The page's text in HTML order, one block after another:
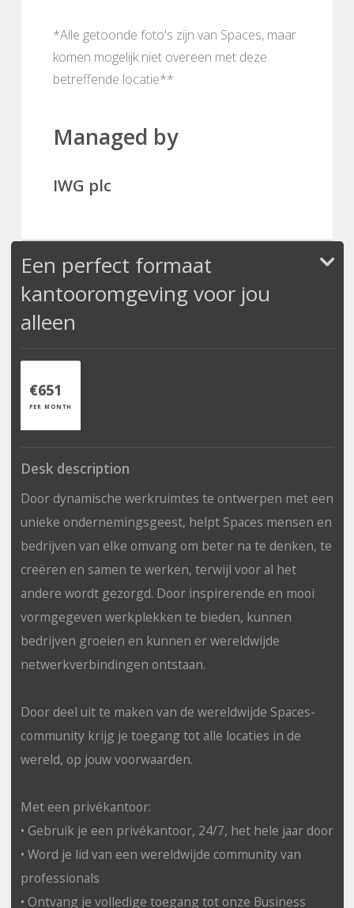
*Alle getoonde foto's zijn van Spaces, maar
komen mogelijk niet overeen met deze
betreffende locatie**
Managed by
IWG plc
Een perfect formaat
kantooromgeving voor jou
alleen
€651
PER MONTH
Desk description
Door dynamische werkruimtes te ontwerpen met een
unieke ondernemingsgeest, helpt Spaces mensen en
bedrijven van elke omvang om beter na te denken, te
creëren en samen te werken, terwijl voor al het
andere wordt gezorgd. Door inspirerende en mooi
vormgegeven werkplekken te bieden, kunnen
bedrijven groeien en kunnen er wereldwijde
netwerkverbindingen ontstaan.
Door deel uit te maken van de wereldwijde Spaces-
community krijg je toegang tot alle locaties in de
wereld, op jouw voorwaarden.
Met een privékantoor:
• Gebruik je een privékantoor, 24/7, het hele jaar door
• Word je lid van een wereldwijde community van
professionals
• Ontvang je volledige toegang tot onze Business